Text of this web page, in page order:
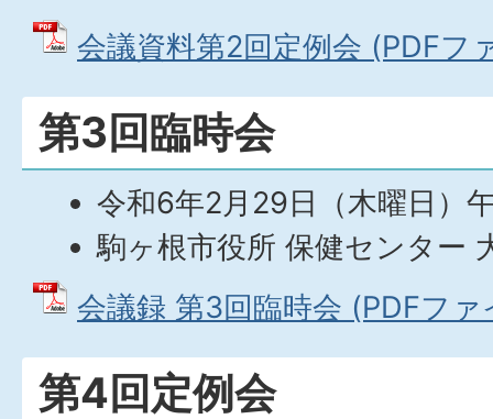
会議資料第2回定例会 (PDFフ
第3回臨時会
令和6年2月29日（木曜日）
駒ヶ根市役所 保健センター
会議録 第3回臨時会 (PDFフ
第4回定例会